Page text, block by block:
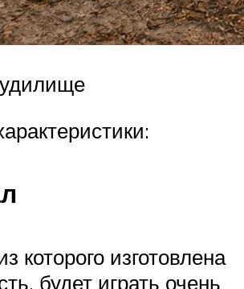
которого изготовлена
будет играть очень